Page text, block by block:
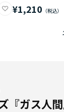
¥1,210
『ガス人間